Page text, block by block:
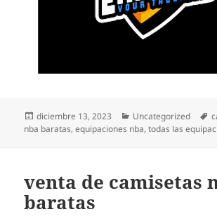
Publicado
el
diciembre 13, 2023 Categorías
Uncategorized
nba baratas,equipaciones nba,todas las
venta de camisetas
baratas